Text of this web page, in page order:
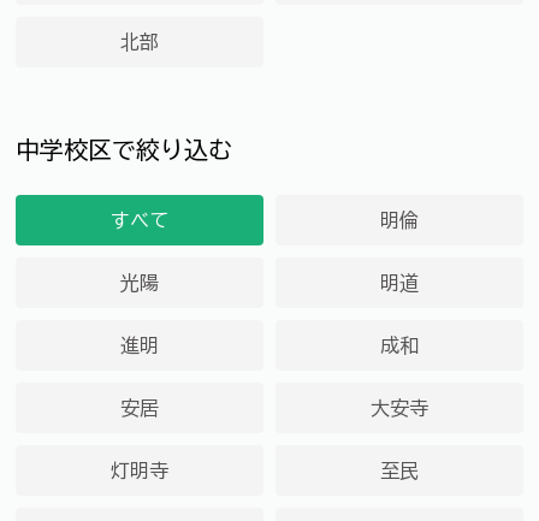
北部
中学校区で絞り込む
すべて 明倫
光陽 明道
進明 成和
安居 大安寺
灯明寺 至民